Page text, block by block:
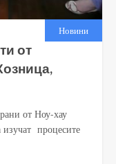
Новини
от
от Ноу-хау
изучат процесите